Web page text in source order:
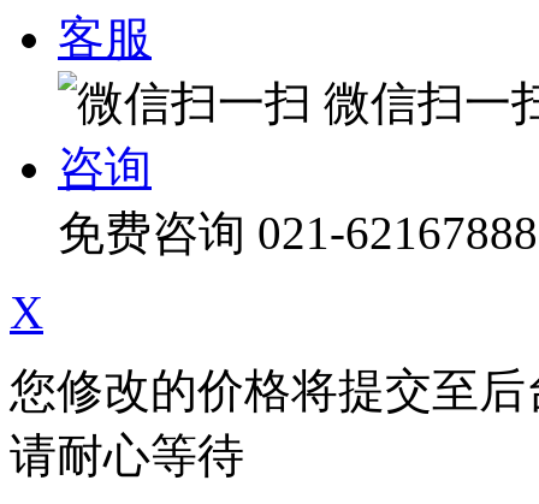
客服
微信扫一
咨询
免费咨询 021-62167888
X
您修改的价格将提交至
请耐心等待